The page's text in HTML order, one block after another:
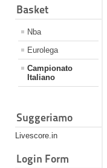
Basket
Nba
Eurolega
Campionato
Italiano
Suggeriamo
Livescore.in
Login Form